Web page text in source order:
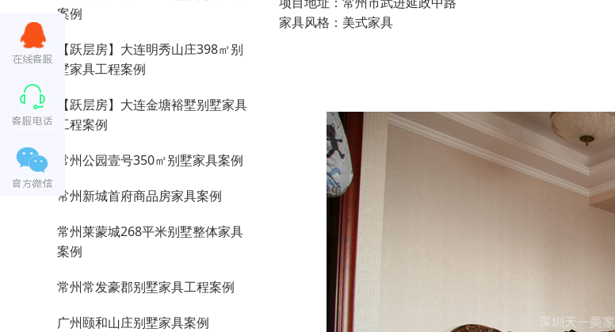
案例
【跃层房】大连明秀山庄398㎡别
墅家具工程案例
【跃层房】大连金塘裕墅别墅家具
工程案例
常州公园壹号350㎡别墅家具案例
常州新城首府商品房家具案例
常州莱蒙城268平米别墅整体家具
案例
常州常发豪郡别墅家具工程案例
广州颐和山庄别墅家具案例
家具风格：美式家具